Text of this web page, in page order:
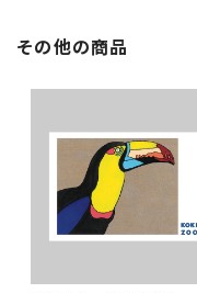
その他の商品